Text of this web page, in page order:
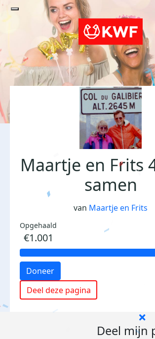
Maartje en Frits
samen
van Maartje en Frits
Opgehaald
€1.001
Doneer
Deel deze pagina
Deel mijn